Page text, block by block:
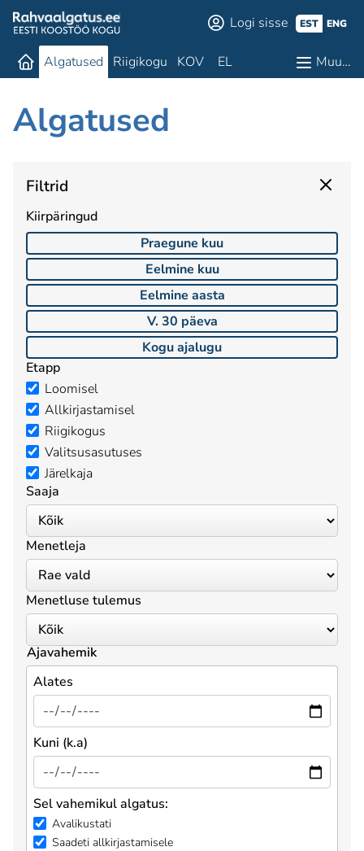
Logi sisse EST ENG
Algatused Riigikogu KOV EL Muu…
Algatused
Filtrid
Kiirpäringud
Praegune kuu
Eelmine kuu
Eelmine aasta
V. 30 päeva
Kogu ajalugu
Etapp
Loomisel
Allkirjastamisel
Riigikogus
Valitsusasutuses
Järelkaja
Saaja
Menetleja
Menetluse tulemus
Ajavahemik
Alates
Kuni (k.a)
Sel vahemikul algatus:
Avalikustati
Saadeti allkirjastamisele